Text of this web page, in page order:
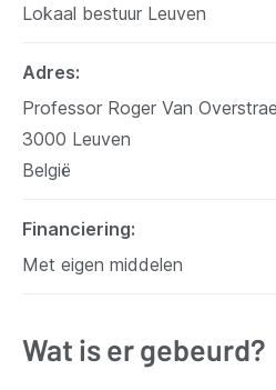
Lokaal bestuur Leuven
Adres
Professor Roger Van
3000 Leuven
België
Financiering
Met eigen middelen
Wat is er gebeurd?